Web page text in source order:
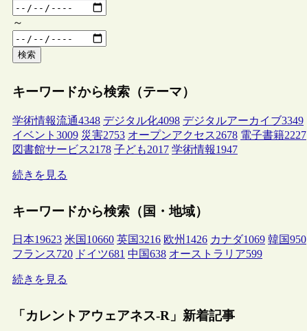
～
検索
キーワードから検索（テーマ）
学術情報流通4348 デジタル化4098 デジタルアーカイブ3349
イベント 3009 災害2753 オープンアクセス2678 電子書籍2227
図書館サービス2178 子ども2017 学術情報1947
続きを見る
キーワードから検索（国・地域）
日本19623 米国 10660 英国3216 欧州 1426 カナダ1069 韓国950
フランス720 ドイツ681 中国638 オーストラリア599
続きを見る
「カレントアウェアネス-R」新着記事